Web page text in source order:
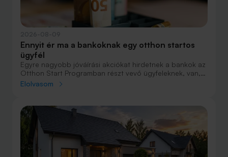
Ennyit ér ma a bankoknak egy otthon startos
ügyfél
Egyre nagyobb jóváírási akciókat hirdetnek a bankok az
Otthon Start Programban részt vevő ügyfeleknek, van,
ahol összesen akár félmillió forint jóváírást is össze lehet
nagyobb jóváírásért?
Elolvasom